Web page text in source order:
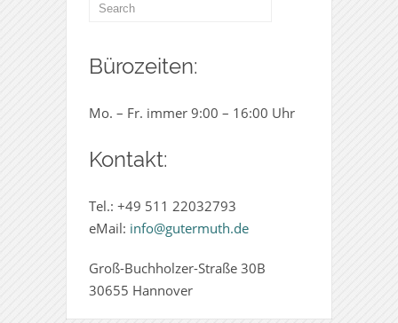
Bürozeiten:
Mo. – Fr. immer 9:00 – 16:00 Uhr
Kontakt:
Tel.: +49 511 22032793
eMail: info@gutermuth.de
Groß-Buchholzer-Straße 30B
30655 Hannover